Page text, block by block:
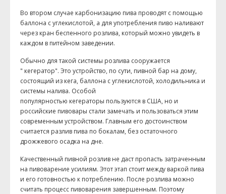
Во втором случае карбонизацию пива проводят с помощью
баллона с углекислотой, а для употребления пиво наливают
через кран беспенного розлива, который можно увидеть в
каждом в питейном заведении.
Обычно для такой системы розлива сооружается
" кегератор". Это устройство, по сути, пивной бар на дому,
состоящий из кега, баллона с углекислотой, холодильника и
системы налива. Особой
популярностью кегераторы пользуются в США, но и
российские пивовары стали замечать и пользоваться этим
современным устройством. Главным его достоинством
считается разлив пива по бокалам, без остаточного
дрожжевого осадка на дне.
Качественный пивной розлив не даст пропасть затраченным
на пивоварение усилиям. Этот этап стоит между варкой пива
и его готовностью к потреблению. После розлива можно
считать процесс пивоварения завершенным. Поэтому